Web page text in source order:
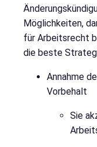
Möglichkeiten,
für Arbeitsrecht
die beste
Annahme
Vorbehalt
Sie